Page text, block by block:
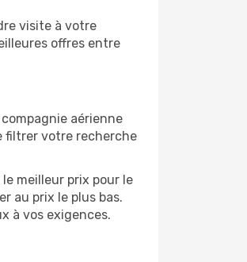
visite à votre
offres entre
aérienne
filtrer votre recherche
meilleur prix pour le
au prix le plus bas.
à vos exigences.